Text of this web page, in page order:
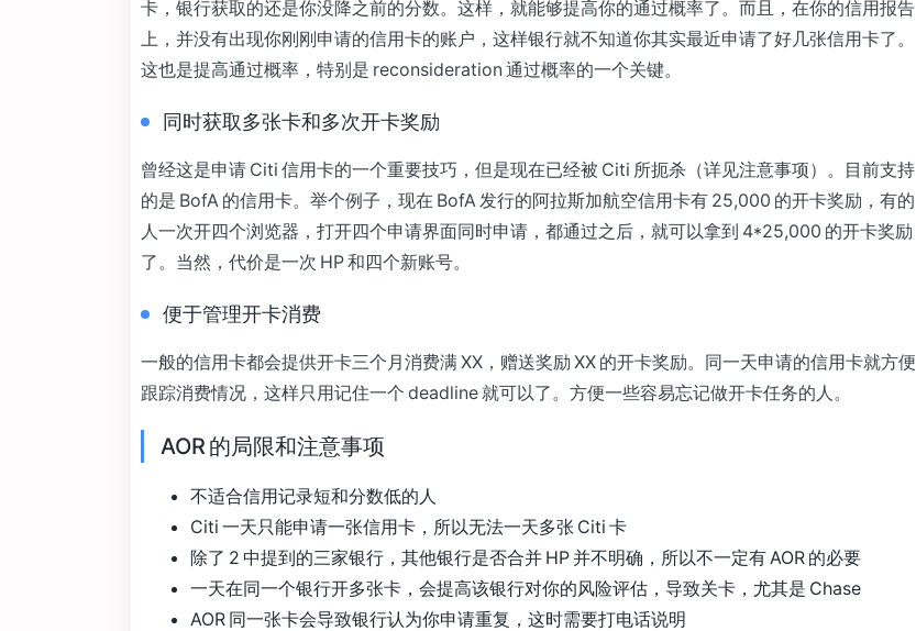
卡，银行获取的还是你没降之前的分数。这样，就能够提高你的通过概率了。而且，在你的信用报告
上，并没有出现你刚刚申请的信用卡的账户，这样银行就不知道你其实最近申请了好几张信用卡了。
这也是提高通过概率，特别是 reconsideration 通过概率的一个关键。
同时获取多张卡和多次开卡奖励
曾经这是申请 Citi 信用卡的一个重要技巧，但是现在已经被 Citi 所扼杀（详见注意事项）。目前支持
的是 BofA 的信用卡。举个例子，现在 BofA 发行的阿拉斯加航空信用卡有 25,000 的开卡奖励，有的
人一次开四个浏览器，打开四个申请界面同时申请，都通过之后，就可以拿到 4*25,000 的开卡奖励
了。当然，代价是一次 HP 和四个新账号。
便于管理开卡消费
一般的信用卡都会提供开卡三个月消费满 XX，赠送奖励 XX 的开卡奖励。同一天申请的信用卡就方便
跟踪消费情况，这样只用记住一个 deadline 就可以了。方便一些容易忘记做开卡任务的人。
AOR 的局限和注意事项
不适合信用记录短和分数低的人
Citi 一天只能申请一张信用卡，所以无法一天多张 Citi 卡
除了 2 中提到的三家银行，其他银行是否合并 HP 并不明确，所以不一定有 AOR 的必要
一天在同一个银行开多张卡，会提高该银行对你的风险评估，导致关卡，尤其是 Chase
AOR 同一张卡会导致银行认为你申请重复，这时需要打电话说明